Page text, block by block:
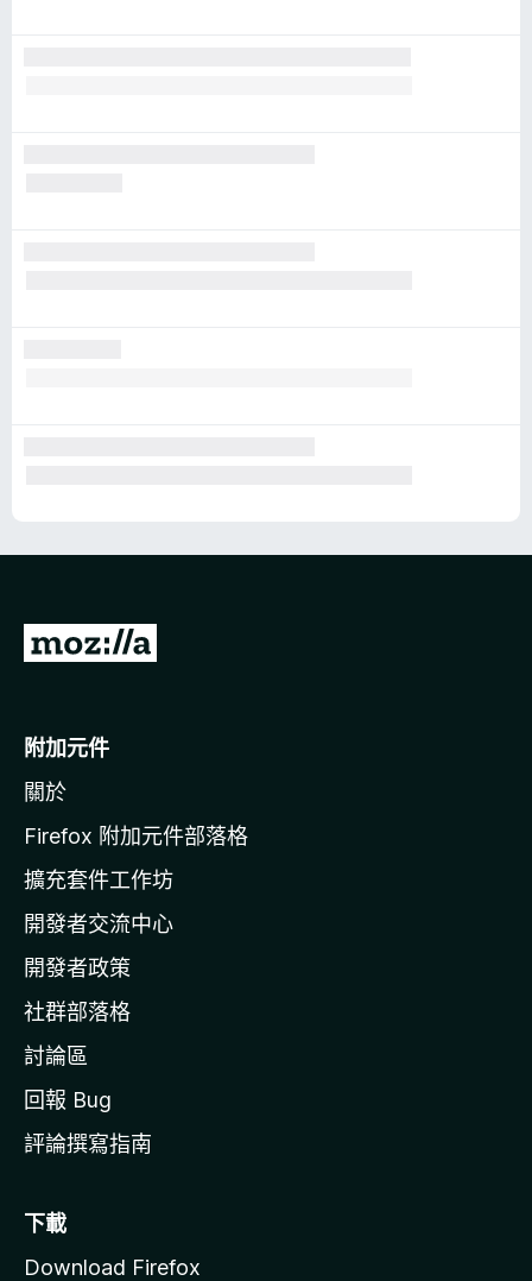
前
o
i
l
a
官
網
附加元件
關於
Firefox 附加元件部落格
擴充套件工作坊
開發者交流中心
開發者政策
社群部落格
討論區
回報 Bug
評論撰寫指南
下載
Download Firefox